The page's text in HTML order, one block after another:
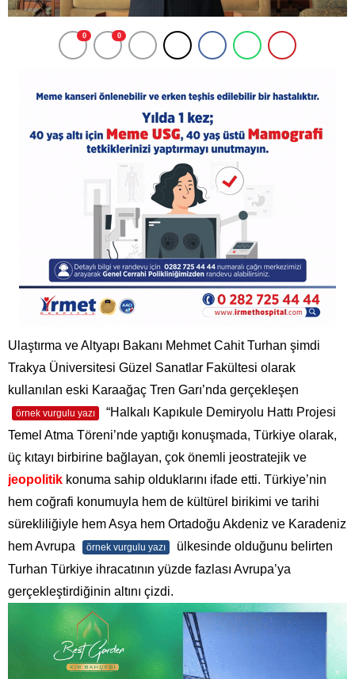
0 0
Ulaştırma ve Altyapı Bakanı Mehmet Cahit Turhan şimdi
Trakya Üniversitesi Güzel Sanatlar Fakültesi olarak
kullanılan eski Karaağaç Tren Garı’nda gerçekleşen
örnek vurgulu yazı
“Halkalı Kapıkule Demiryolu Hattı Projesi
Temel Atma Töreni’nde yaptığı konuşmada, Türkiye olarak,
üç kıtayı birbirine bağlayan, çok önemli jeostratejik ve
jeopolitik konuma sahip olduklarını ifade etti. Türkiye’nin
hem coğrafi konumuyla hem de kültürel birikimi ve tarihi
sürekliliğiyle hem Asya hem Ortadoğu Akdeniz ve Karadeniz
hem Avrupa
örnek vurgulu yazı
ülkesinde olduğunu belirten
Turhan Türkiye ihracatının yüzde fazlası Avrupa’ya
gerçekleştirdiğinin altını çizdi.